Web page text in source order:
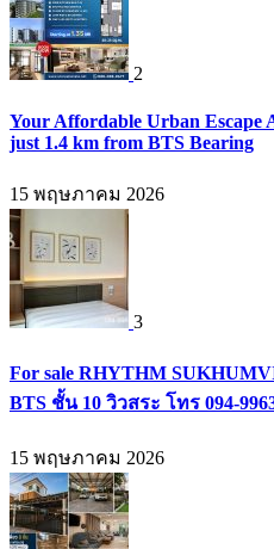
2
Your Affordable Urban Escape
just 1.4 km from BTS Bearing
15 พฤษภาคม 2026
3
For sale RHYTHM
BTS ชั้น 10 วิวสระ โทร 094-
15 พฤษภาคม 2026